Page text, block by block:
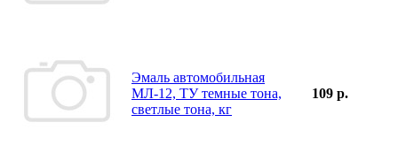
Эмаль автомобильная
МЛ-12, ТУ темные тона,
светлые тона, кг
109 р.